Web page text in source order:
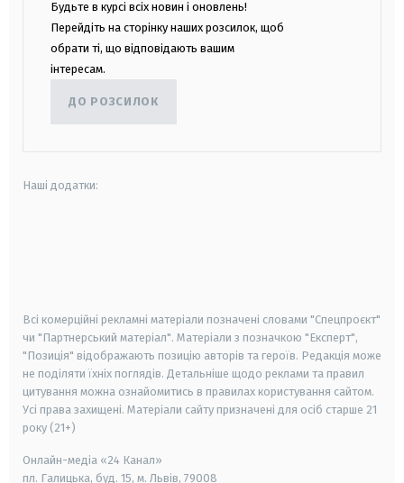
Будьте в курсі всіх новин і оновлень!
Перейдіть на сторінку наших розсилок, щоб
обрати ті, що відповідають вашим
інтересам.
ДО РОЗСИЛОК
Наші додатки:
Всі комерційні рекламні матеріали позначені словами "Спецпроєкт"
чи "Партнерський матеріал". Матеріали з позначкою "Експерт",
"Позиція" відображають позицію авторів та героїв. Редакція може
не поділяти їхніх поглядів. Детальніше щодо реклами та правил
цитування можна ознайомитись в правилах користування сайтом.
Усі права захищені. Матеріали сайту призначені для осіб старше 21
року (21+)
Онлайн-медіа «24 Канал»
пл. Галицька, буд. 15, м. Львів, 79008